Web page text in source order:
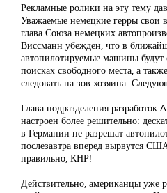
Рекламные ролики на эту тему
Уважаемые немецкие герры свои
глава Союза немецких
Виссманн убежден, что в
автопилотируемые машины будут
поисках свободного места, а
следовать на зов хозяина.
Глава подразделения
настроен более решительно:
в Германии не разрешат
послезавтра вперед вырвутся
правильно, КНР!
Действительно, американцы уже